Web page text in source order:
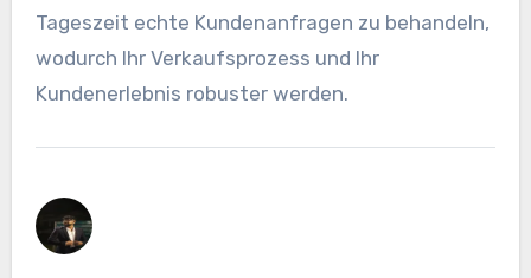
Tageszeit echte Kundenanfragen zu behandeln,
wodurch Ihr Verkaufsprozess und Ihr
Kundenerlebnis robuster werden.